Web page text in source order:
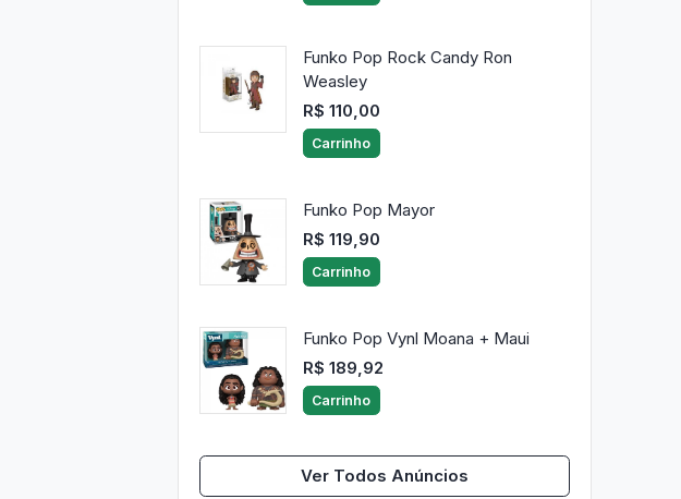
Funko Pop Rock Candy Ron
Weasley
R$ 110,00
Carrinho
Funko Pop Mayor
R$ 119,90
Carrinho
Funko Pop Vynl Moana + Maui
R$ 189,92
Carrinho
Ver Todos Anúncios